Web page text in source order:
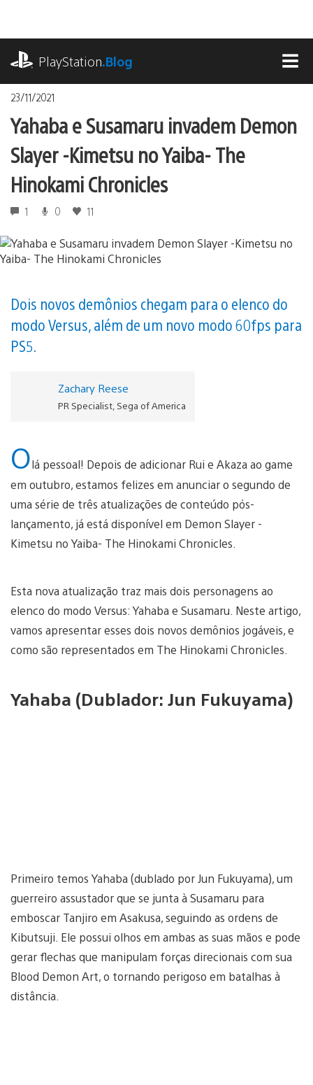
o
conteúdo
PlayStation.Blog
23/11/2021
Yahaba e Susamaru invadem Demon
Slayer -Kimetsu no Yaiba- The
Hinokami Chronicles
1 0 11
Dois novos demônios chegam para o elenco do
modo Versus, além de um novo modo 60fps para
PS5.
Zachary Reese
PR Specialist, Sega of America
Olá pessoal! Depois de adicionar Rui e Akaza ao game
em outubro, estamos felizes em anunciar o segundo de
uma série de três atualizações de conteúdo pós-
lançamento, já está disponível em Demon Slayer -
Kimetsu no Yaiba- The Hinokami Chronicles.
Esta nova atualização traz mais dois personagens ao
elenco do modo Versus: Yahaba e Susamaru. Neste artigo,
vamos apresentar esses dois novos demônios jogáveis, e
como são representados em The Hinokami Chronicles.
Yahaba (Dublador: Jun Fukuyama)
Primeiro temos Yahaba (dublado por Jun Fukuyama), um
guerreiro assustador que se junta à Susamaru para
emboscar Tanjiro em Asakusa, seguindo as ordens de
Kibutsuji. Ele possui olhos em ambas as suas mãos e pode
gerar flechas que manipulam forças direcionais com sua
Blood Demon Art, o tornando perigoso em batalhas à
distância.